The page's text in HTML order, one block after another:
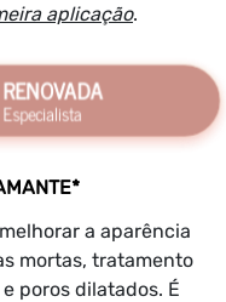
aplicação.
a aparência
mortas, tratamento
poros dilatados. É